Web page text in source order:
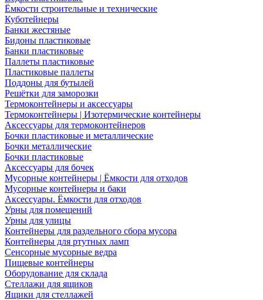
Ёмкости строительные и технические
Куботейнеры
Банки жестяные
Бидоны пластиковые
Банки пластиковые
Паллеты пластиковые
Пластиковые паллеты
Поддоны для бутылей
Решётки для заморозки
Термоконтейнеры и аксессуары
Термоконтейнеры | Изотермические контейнеры
Аксессуары для термоконтейнеров
Бочки пластиковые и металлические
Бочки металлические
Бочки пластиковые
Аксессуары для бочек
Мусорные контейнеры | Ёмкости для отходов
Мусорные контейнеры и баки
Аксессуары. Ёмкости для отходов
Урны для помещений
Урны для улицы
Контейнеры для раздельного сбора мусора
Контейнеры для ртутных ламп
Сенсорные мусорные ведра
Пищевые контейнеры
Оборудование для склада
Стеллажи для ящиков
Ящики для стеллажей